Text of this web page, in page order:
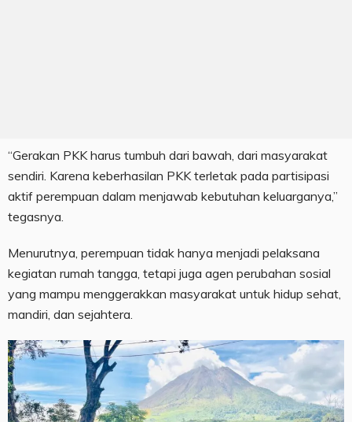
“Gerakan PKK harus tumbuh dari bawah, dari masyarakat
sendiri. Karena keberhasilan PKK terletak pada partisipasi
aktif perempuan dalam menjawab kebutuhan keluarganya,”
tegasnya.
Menurutnya, perempuan tidak hanya menjadi pelaksana
kegiatan rumah tangga, tetapi juga agen perubahan sosial
yang mampu menggerakkan masyarakat untuk hidup sehat,
mandiri, dan sejahtera.